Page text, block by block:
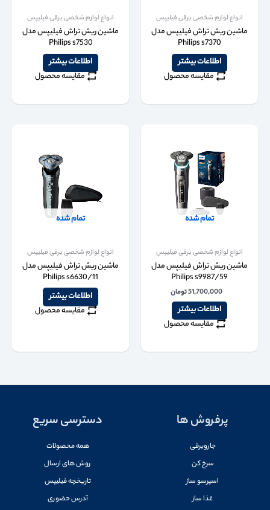
انواع لوازم شخصی برقی فیلیپس
ماشین ریش تراش فیلیپس مدل
Philips s7370
اطلاعات بیشتر
مقایسه محصول
انواع لوازم شخصی برقی فیلیپس
ماشین ریش تراش فیلیپس مدل
Philips s7530
اطلاعات بیشتر
مقایسه محصول
تمام شده
انواع لوازم شخصی برقی فیلیپس
ماشین ریش تراش فیلیپس مدل
Philips s9987/59
51,700,000تومان
اطلاعات بیشتر
مقایسه محصول
تمام شده
انواع لوازم شخصی برقی فیلیپس
ماشین ریش تراش فیلیپس مدل
Philips s6630/11
اطلاعات بیشتر
مقایسه محصول
پرفروش ها
جاروبرقی
سرخ کن
اسپرسو ساز
غذا ساز
دسترسی سریع
همه محصولات
روش های ارسال
تاریخچه فیلیپس
آدرس حضوری